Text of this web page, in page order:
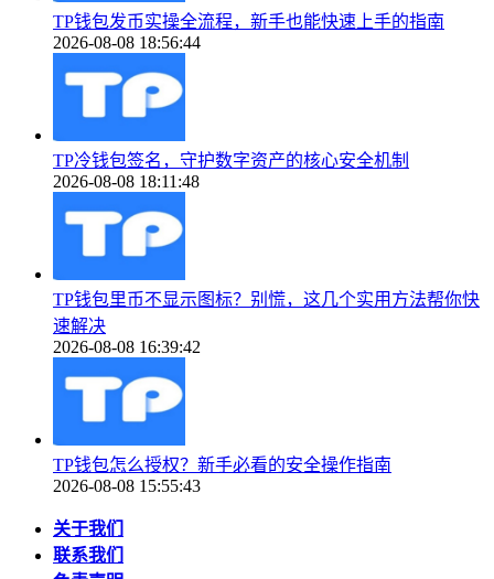
TP钱包发币实操全流程，新手也能快速上手的指南
2026-08-08 18:56:44
TP冷钱包签名，守护数字资产的核心安全机制
2026-08-08 18:11:48
TP钱包里币不显示图标？别慌，这几个实用方法帮你快
速解决
2026-08-08 16:39:42
TP钱包怎么授权？新手必看的安全操作指南
2026-08-08 15:55:43
关于我们
联系我们